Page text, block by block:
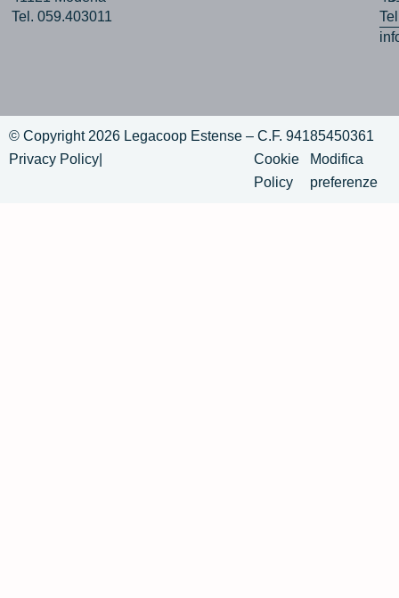
Tel. 059.403011
© Copyright 2026 Legacoop Estense – C.F. 94185450361
Privacy Policy
Cookie
Policy
Modifica
preferenze